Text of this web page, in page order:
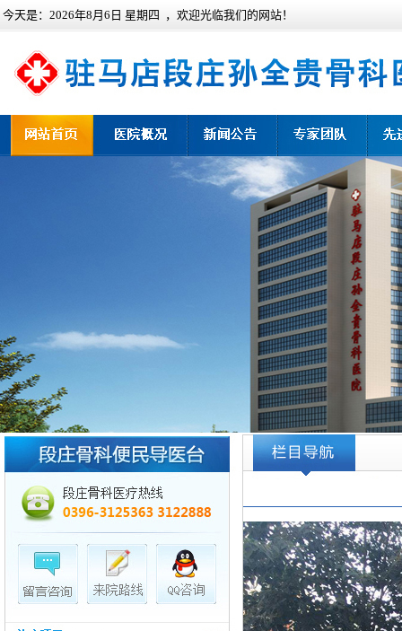
今天是： 2026年8月6日 星期四 ，欢迎光临我们的网站！